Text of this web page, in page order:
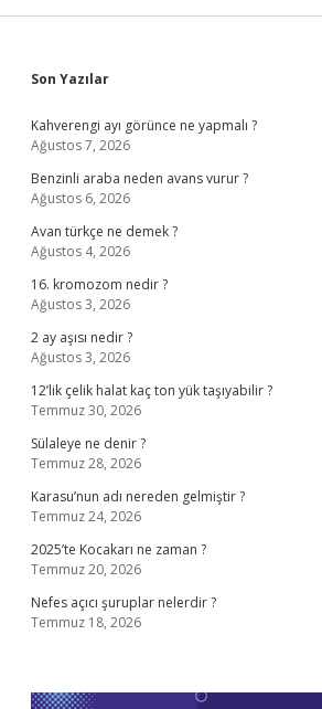
Sidebar
Son Yazılar
Kahverengi ayı görünce ne yapmalı ?
Ağustos 7, 2026
Benzinli araba neden avans vurur ?
Ağustos 6, 2026
Avan türkçe ne demek ?
Ağustos 4, 2026
16. kromozom nedir ?
Ağustos 3, 2026
2 ay aşısı nedir ?
Ağustos 3, 2026
12’lik çelik halat kaç ton yük taşıyabilir ?
Temmuz 30, 2026
Sülaleye ne denir ?
Temmuz 28, 2026
Karasu’nun adı nereden gelmiştir ?
Temmuz 24, 2026
2025’te Kocakarı ne zaman ?
Temmuz 20, 2026
Nefes açıcı şuruplar nelerdir ?
Temmuz 18, 2026